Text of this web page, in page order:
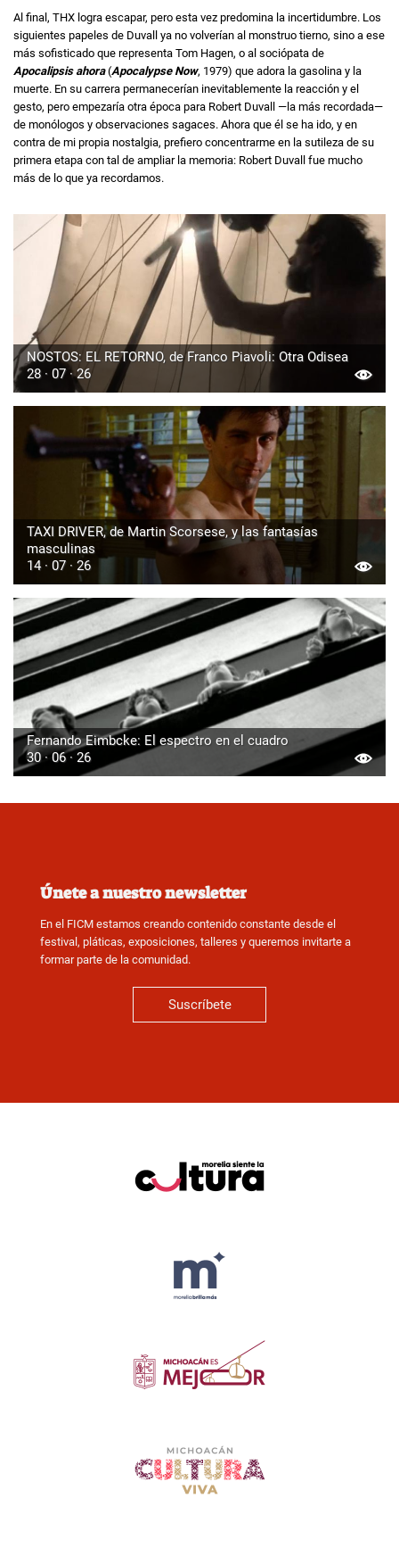
Al final, THX logra escapar, pero esta vez predomina la incertidumbre. Los
siguientes papeles de Duvall ya no volverían al monstruo tierno, sino a ese
más sofisticado que representa Tom Hagen, o al sociópata de
Apocalipsis ahora(Apocalypse Now, 1979) que adora la gasolina y la
muerte. En su carrera permanecerían inevitablemente la reacción y el
gesto, pero empezaría otra época para Robert Duvall —la más recordada—
de monólogos y observaciones sagaces. Ahora que él se ha ido, y en
contra de mi propia nostalgia, prefiero concentrarme en la sutileza de su
primera etapa con tal de ampliar la memoria: Robert Duvall fue mucho
más de lo que ya recordamos.
NOSTOS: EL RETORNO, de Franco Piavoli: Otra Odisea
28 · 07 · 26
TAXI DRIVER, de Martin Scorsese, y las fantasías
masculinas
14 · 07 · 26
Fernando Eimbcke: El espectro en el cuadro
30 · 06 · 26
Únete a nuestro newsletter
En el FICM estamos creando contenido constante desde el
festival, pláticas, exposiciones, talleres y queremos invitarte a
formar parte de la comunidad.
Suscríbete